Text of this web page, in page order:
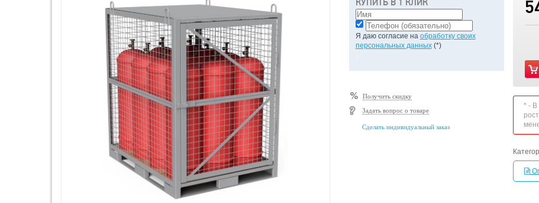
КУПИТЬ В 1 КЛИК
Я даю согласие на обработку своих
персональных данных(*)
Получить скидку
Задать вопрос о товаре
Сделать индивидуальный заказ
* - В